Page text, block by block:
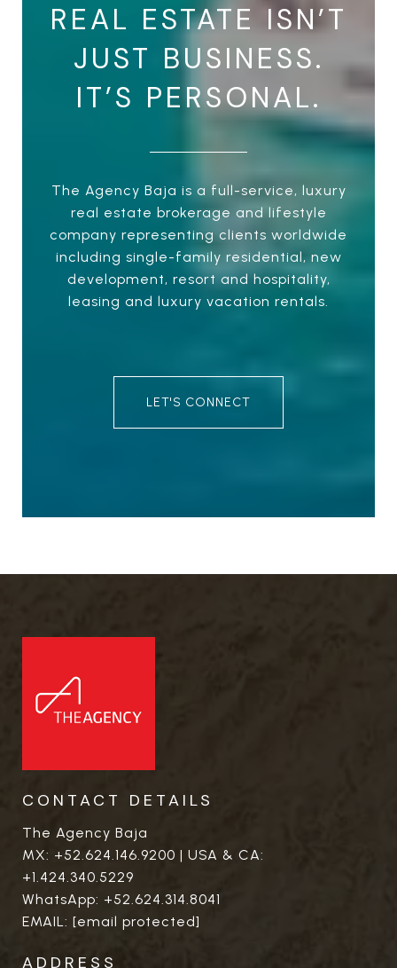
REAL ESTATE ISN’T
JUST BUSINESS.
IT’S PERSONAL.
The Agency Baja is a full-service, luxury
real estate brokerage and lifestyle
company representing clients worldwide
including single-family residential, new
development, resort and hospitality,
leasing and luxury vacation rentals.
LET'S CONNECT
CONTACT DETAILS
The Agency Baja
MX: +52.624.146.9200 | USA & CA:
+1.424.340.5229
WhatsApp: +52.624.314.8041
EMAIL: [email protected]
ADDRESS